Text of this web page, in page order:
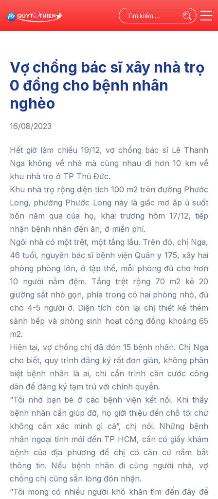
kiếm
Vợ chồng bác sĩ xây nhà trọ
0 đồng cho bệnh nhân
nghèo
16/08/2023
Hết giờ làm chiều 19/12, vợ chồng bác sĩ Lê Thanh
Nga không về nhà mà cùng nhau đi hơn 10 km về
khu nhà trọ ở TP Thủ Đức.
Khu nhà trọ rộng diện tích 100 m2 trên đường Phước
Long, phường Phước Long này là giấc mơ ấp ủ suốt
bốn năm qua của họ, khai trương hôm 17/12, tiếp
nhận bệnh nhân đến ăn, ở miễn phí.
Ngôi nhà có một trệt, một tầng lầu. Trên đó, chị Nga,
46 tuổi, nguyên bác sĩ bệnh viện Quân y 175, xây hai
phòng phòng lớn, ở tập thể, mỗi phòng đủ cho hơn
10 người nằm đệm. Tầng trệt rộng 70 m2 kê 20
giường sắt nhỏ gọn, phía trong có hai phòng nhỏ, đủ
cho 4-5 người ở. Diện tích còn lại chị thiết kế thêm
sảnh bếp và phòng sinh hoạt cộng đồng khoảng 65
m2.
Hiện tại, vợ chồng chị đã đón 15 bệnh nhân. Chị Nga
cho biết, quy trình đăng ký rất đơn giản, không phân
biệt bệnh nhân là ai, chỉ cần trình căn cước công
dân để đăng ký tạm trú với chính quyền.
“Tôi nhờ bạn bè ở các bệnh viện kết nối. Khi thấy
bệnh nhân cần giúp đỡ, họ giới thiệu đến chỗ tôi chứ
không cần xác minh gì cả”, chị nói. Những bệnh
nhân ngoại tỉnh mới đến TP HCM, cần có giấy khám
bệnh của địa phương để chị có căn cứ nắm bắt
thông tin. Nếu bệnh nhân đi cùng người nhà, vợ
chồng chị cũng sẵn lòng đón nhận.
“Tôi mong có nhiều người khó khăn tìm đến đây để